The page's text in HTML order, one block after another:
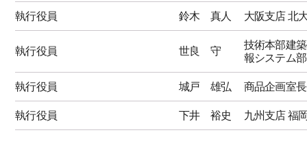
執行役員 鈴木 真人 大阪支店 北
執行役員 世良 守
技術本部建
報システム
執行役員 城戸 雄弘 商品企画室長
執行役員 下井 裕史 九州支店 福